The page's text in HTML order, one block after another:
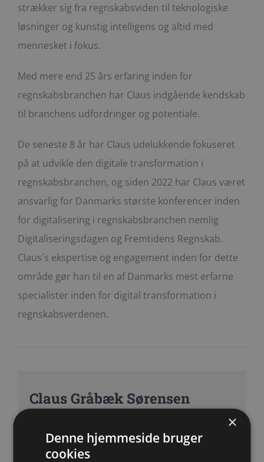
strækker sig fra regnskabsviden til teknologiske
løsninger og kunstig intelligens og altid med
mennesket i fokus.
Med mere end 25 års erfaring inden for
regnskabsbranchen har Claus indgående kendskab
til branchens udfordringer og potentiale.
De seneste 8 år har Claus udelukkende fokuseret
på at udvikle den digitale transformation i
regnskabsbranchen, og siden 2022 har Claus været
ansvarlig for Danmarks største konferencer inden
for digitalisering i regnskabsbranchen nemlig
Digitaliseringsdagen og Fremtidens Regnskab.
Claus´s ekspertise og engagement inden for dette
område gør han til en af Danmarks mest erfarne
specialister inden for digital transformation i
regnskabsverdenen.
Claus Gråbæk Sørensen
×
Denne hjemmeside bruger
cookies